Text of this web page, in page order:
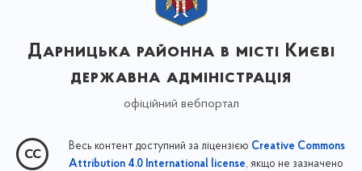
Дарницька районна в місті Києві
державна адміністрація
офіційний вебпортал
Весь контент доступний за ліцензією Creative Commons
Attribution 4.0 International license, якщо не зазначено